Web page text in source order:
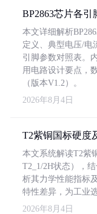
BP2863芯片各引
本文详细解析
定义、典型电压/电
引脚参数对照表。
用电路设计要点，
（版本V1.2）。
2026年8月4日
T2紫铜国标硬度
本文系统解读T2紫
T2_1/2H状态），
析其力学性能指标
特性差异，为工业
2026年8月4日